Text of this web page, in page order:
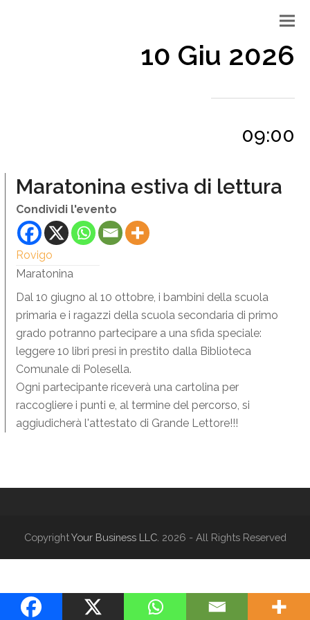
10 Giu 2026
09:00
Maratonina estiva di lettura
Condividi l'evento
Rovigo
Maratonina
Dal 10 giugno al 10 ottobre, i bambini della scuola
primaria e i ragazzi della scuola secondaria di primo
grado potranno partecipare a una sfida speciale:
leggere 10 libri presi in prestito dalla Biblioteca
Comunale di Polesella.
Ogni partecipante riceverà una cartolina per
raccogliere i punti e, al termine del percorso, si
aggiudicherà l'attestato di Grande Lettore!!!
CopyrightYour Business LLC. 2026 - All Rights Reserved